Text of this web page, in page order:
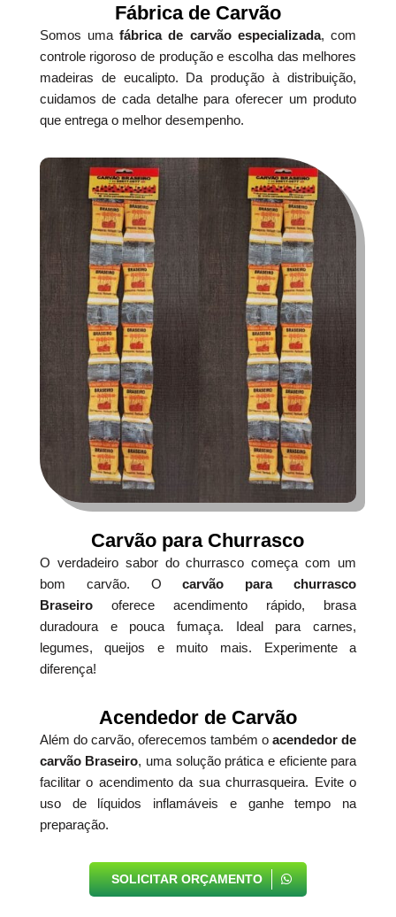
Fábrica de Carvão
Somos umafábrica de carvão especializada, com
controle rigoroso de produção e escolha das melhores
madeiras de eucalipto. Da produção à distribuição,
cuidamos de cada detalhe para oferecer um produto
que entrega o melhor desempenho.
Carvão para Churrasco
O verdadeiro sabor do churrasco começa com um
bom carvão. Ocarvão para churrasco
Braseirooferece acendimento rápido, brasa
duradoura e pouca fumaça. Ideal para carnes,
legumes, queijos e muito mais. Experimente a
diferença!
Acendedor de Carvão
Além do carvão, oferecemos também oacendedor de
carvão Braseiro, uma solução prática e eficiente para
facilitar o acendimento da sua churrasqueira. Evite o
uso de líquidos inflamáveis e ganhe tempo na
preparação.
SOLICITAR ORÇAMENTO